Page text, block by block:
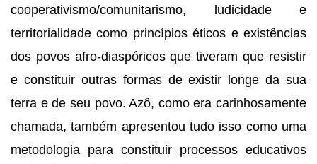
cooperativismo/comunitarismo, ludicidade e
territorialidade como princípios éticos e existências
dos povos afro-diaspóricos que tiveram que resistir
e constituir outras formas de existir longe da sua
terra e de seu povo. Azô, como era carinhosamente
chamada, também apresentou tudo isso como uma
metodologia para constituir processos educativos